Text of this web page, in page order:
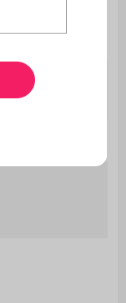
o pavimento